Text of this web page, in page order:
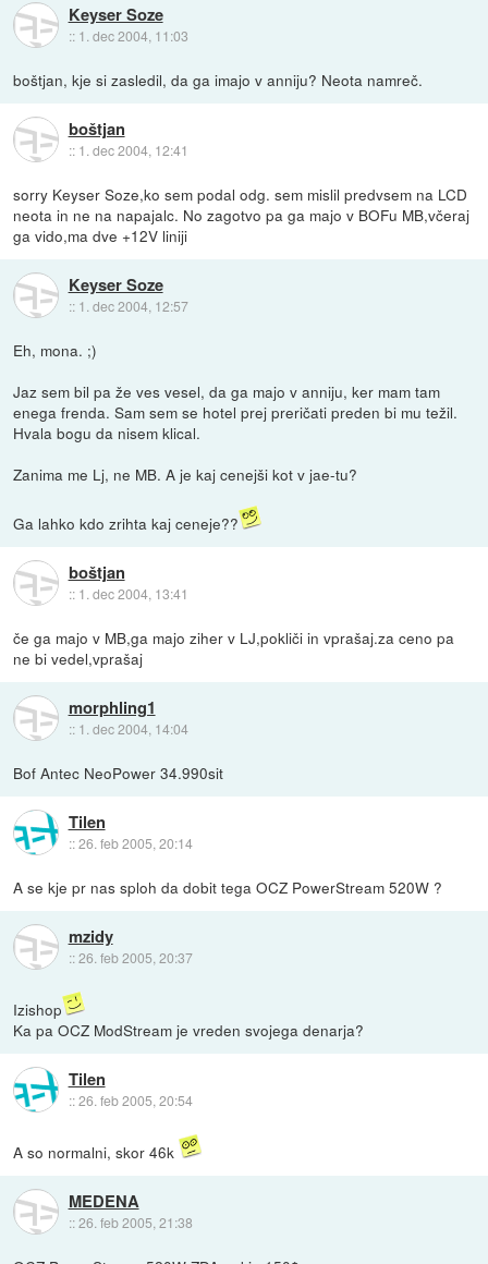
Keyser Soze
:: 1. dec 2004, 11:03
boštjan, kje si zasledil, da ga imajo v anniju? Neota namreč.
boštjan
:: 1. dec 2004, 12:41
sorry Keyser Soze,ko sem podal odg. sem mislil predvsem na LCD
neota in ne na napajalc. No zagotvo pa ga majo v BOFu MB,včeraj
ga vido,ma dve +12V liniji
Keyser Soze
:: 1. dec 2004, 12:57
Eh, mona. ;)
Jaz sem bil pa že ves vesel, da ga majo v anniju, ker mam tam
enega frenda. Sam sem se hotel prej preričati preden bi mu težil.
Hvala bogu da nisem klical.
Zanima me Lj, ne MB. A je kaj cenejši kot v jae-tu?
Ga lahko kdo zrihta kaj ceneje??
boštjan
:: 1. dec 2004, 13:41
če ga majo v MB,ga majo ziher v LJ,pokliči in vprašaj.za ceno pa
ne bi vedel,vprašaj
morphling1
:: 1. dec 2004, 14:04
Bof Antec NeoPower 34.990sit
Tilen
::26. feb 2005, 20:14
A se kje pr nas sploh da dobit tega OCZ PowerStream 520W ?
mzidy
::26. feb 2005, 20:37
Izishop
Ka pa OCZ ModStream je vreden svojega denarja?
Tilen
::26. feb 2005, 20:54
A so normalni, skor 46k
MEDENA
::26. feb 2005, 21:38